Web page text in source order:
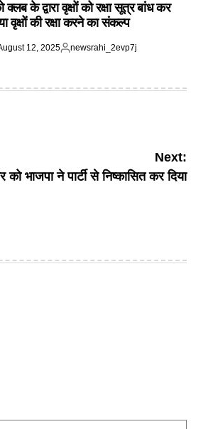
क्लब के द्वारा वृक्षों को रक्षा सूत्र बांध कर
वृक्षों की रक्षा करने का संकल्प
12, 2025
Posted
newsrahi_2evp7j
Next:
को भाजपा ने पार्टी से निष्कासित कर दिया